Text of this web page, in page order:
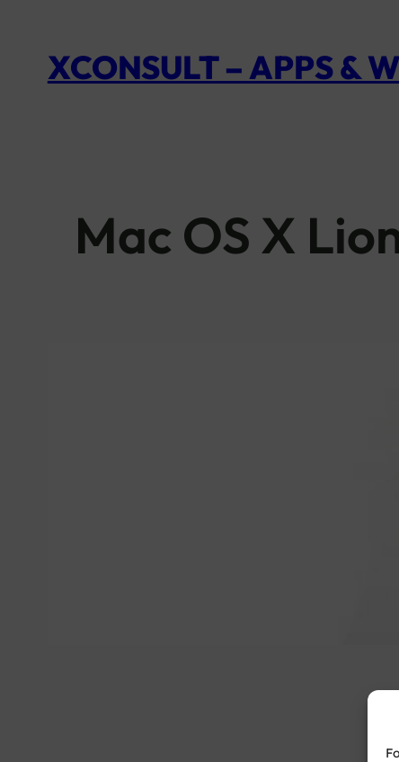
XCONSULT – APPS &
Mac OS X